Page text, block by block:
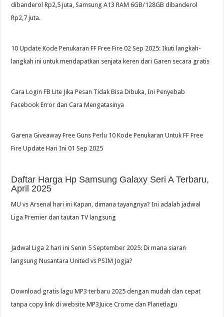
dibanderol Rp2,5 juta, Samsung A13 RAM 6GB/128GB dibanderol
Rp2,7 juta.
10 Update Kode Penukaran FF Free Fire 02 Sep 2025: Ikuti langkah-
langkah ini untuk mendapatkan senjata keren dari Garen secara gratis
Cara Login FB Lite Jika Pesan Tidak Bisa Dibuka, Ini Penyebab
Facebook Error dan Cara Mengatasinya
Garena Giveaway Free Guns Perlu 10 Kode Penukaran Untuk FF Free
Fire Update Hari Ini 01 Sep 2025
Daftar Harga Hp Samsung Galaxy Seri A Terbaru,
April 2025
MU vs Arsenal hari ini Kapan, dimana tayangnya? Ini adalah jadwal
Liga Premier dan tautan TV langsung
Jadwal Liga 2 hari ini Senin 5 September 2025: Di mana siaran
langsung Nusantara United vs PSIM Jogja?
Download gratis lagu MP3 terbaru 2025 dengan mudah dan cepat
tanpa copy link di website MP3Juice Crome dan Planetlagu